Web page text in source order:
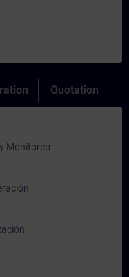
Quotation
Monitoreo